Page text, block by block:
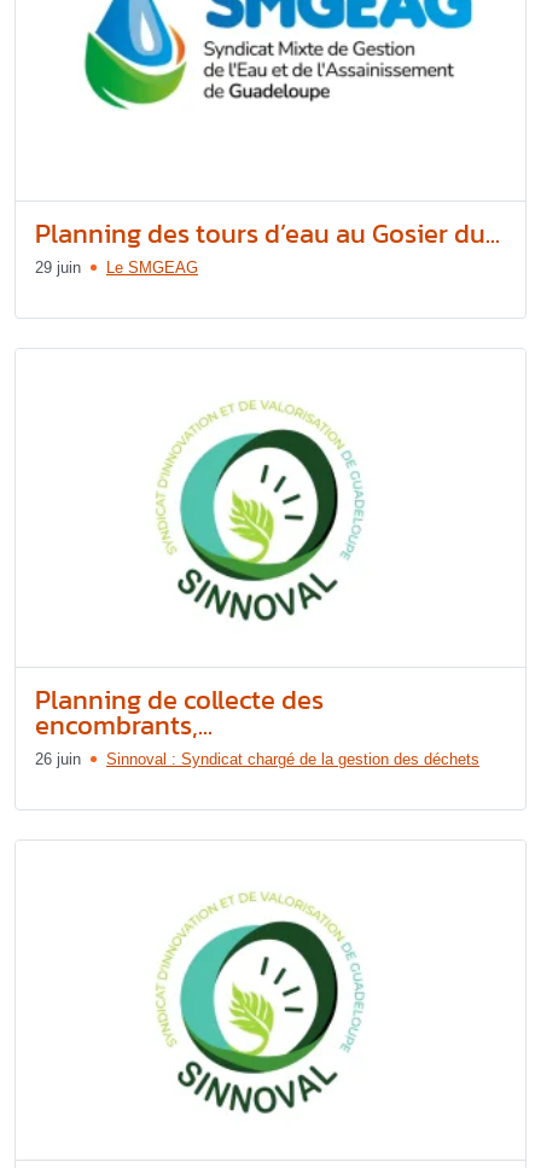
Planning des tours d’eau au Gosier du...
29 juin Le SMGEAG
Planning de collecte des
encombrants,...
26 juin Sinnoval : Syndicat chargé de la gestion des déchets